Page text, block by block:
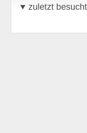
zuletzt besucht